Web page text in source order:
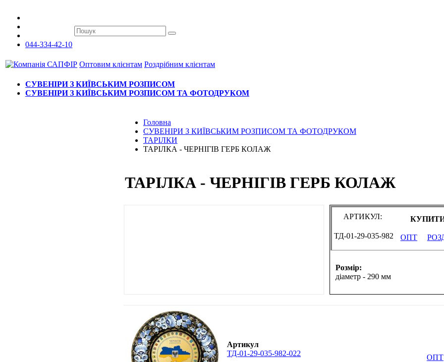
044-334-42-10
Оптовим клієнтам Роздрібним клієнтам
СУВЕНІРИ З КИЇВСЬКИМ РОЗПИСОМ
СУВЕНІРИ З КИЇВСЬКИМ РОЗПИСОМ ТА ФОТОДРУКОМ
Головна
СУВЕНІРИ З КИЇВСЬКИМ РОЗПИСОМ ТА ФОТОДРУКОМ
ТАРІЛКИ
ТАРІЛКА - ЧЕРНІГІВ ГЕРБ КОЛАЖ
ТАРІЛКА - ЧЕРНІГІВ ГЕРБ КОЛАЖ
АРТИКУЛ:
ТД-01-29-035-982 ОПТ
Розмір:
діаметр - 290 мм
Артикул
ТД-01-29-035-982-022
ОПТ